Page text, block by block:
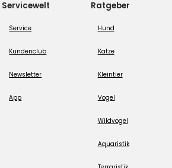
Servicewelt
Service
Kundenclub
Newsletter
App
Ratgeber
Hund
Katze
Kleintier
Vogel
Wildvogel
Aquaristik